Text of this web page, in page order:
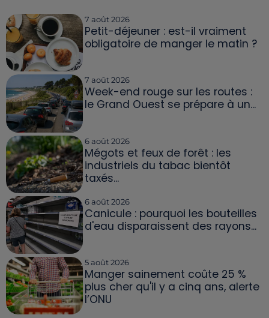
7 août 2026
Petit-déjeuner : est-il vraiment
obligatoire de manger le matin ?
7 août 2026
Week-end rouge sur les routes :
le Grand Ouest se prépare à un...
6 août 2026
Mégots et feux de forêt : les
industriels du tabac bientôt
taxés...
6 août 2026
Canicule : pourquoi les bouteilles
d'eau disparaissent des rayons...
5 août 2026
Manger sainement coûte 25 %
plus cher qu'il y a cinq ans, alerte
l’ONU